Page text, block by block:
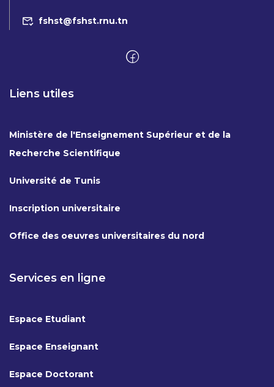
fshst@fshst.rnu.tn
Liens utiles
Ministère de l'Enseignement Supérieur et de la
Recherche Scientifique
Université de Tunis
Inscription universitaire
Office des oeuvres universitaires du nord
Services en ligne
Espace Etudiant
Espace Enseignant
Espace Doctorant